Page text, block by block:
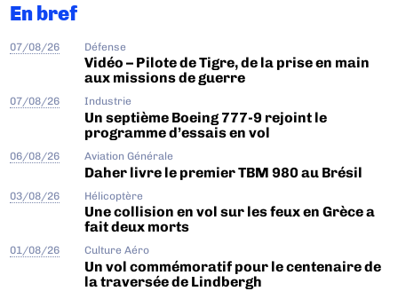
En bref
07/08/26 Défense
Vidéo – Pilote de Tigre, de la prise en main
aux missions de guerre
07/08/26 Industrie
Un septième Boeing 777-9 rejoint le
programme d’essais en vol
06/08/26 Aviation Générale
Daher livre le premier TBM 980 au Brésil
03/08/26 Hélicoptère
Une collision en vol sur les feux en Grèce a
fait deux morts
01/08/26 Culture Aéro
Un vol commémoratif pour le centenaire de
la traversée de Lindbergh